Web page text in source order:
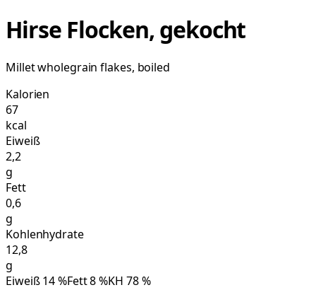
Hirse Flocken, gekocht
Millet wholegrain flakes, boiled
Kalorien
67
kcal
Eiweiß
2,2
g
Fett
0,6
g
Kohlenhydrate
12,8
g
Eiweiß14%Fett8%KH 78%